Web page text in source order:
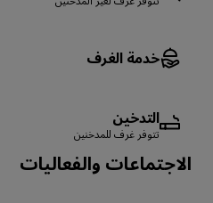
خدمة الغرف
التدخين
تتوفر غرف للمدخنين
الاجتماعات والفعاليات